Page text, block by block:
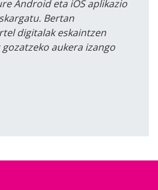
Android eta iOS aplikazio
Bertan
digitalak eskaintzen
aukera izango